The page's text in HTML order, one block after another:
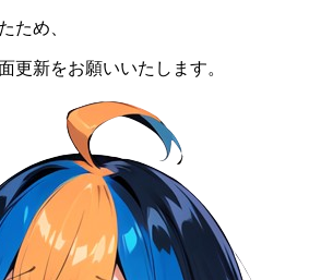
ため、
更新をお願いいたします。